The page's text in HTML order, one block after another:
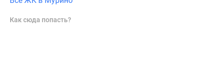
Как сюда попасть?